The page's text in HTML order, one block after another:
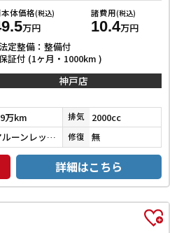
体価格(税込)
万円
諸費用(税込)
10.4万円
法定整備：整備付
証付 (1ヶ月・1000km )
神戸店
万km 排気 2000cc
マルーンレッドマルチフレックスパールメタリック 修復 無
詳細はこちら